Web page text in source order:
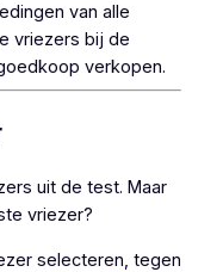
van alle
vriezers bij de
verkopen.
uit de test. Maar
vriezer?
selecteren, tegen